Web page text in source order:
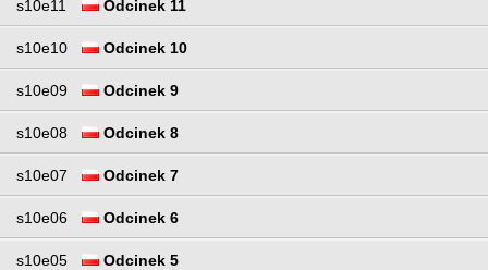
s10e11 Odcinek 11
s10e10 Odcinek 10
s10e09 Odcinek 9
s10e08 Odcinek 8
s10e07 Odcinek 7
s10e06 Odcinek 6
s10e05 Odcinek 5